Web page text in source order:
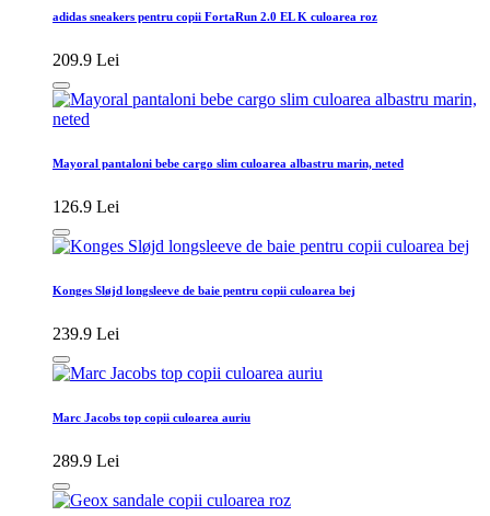
adidas sneakers pentru copii FortaRun 2.0 EL K culoarea roz
209.9 Lei
Mayoral pantaloni bebe cargo slim culoarea albastru marin, neted
126.9 Lei
Konges Sløjd longsleeve de baie pentru copii culoarea bej
239.9 Lei
Marc Jacobs top copii culoarea auriu
289.9 Lei